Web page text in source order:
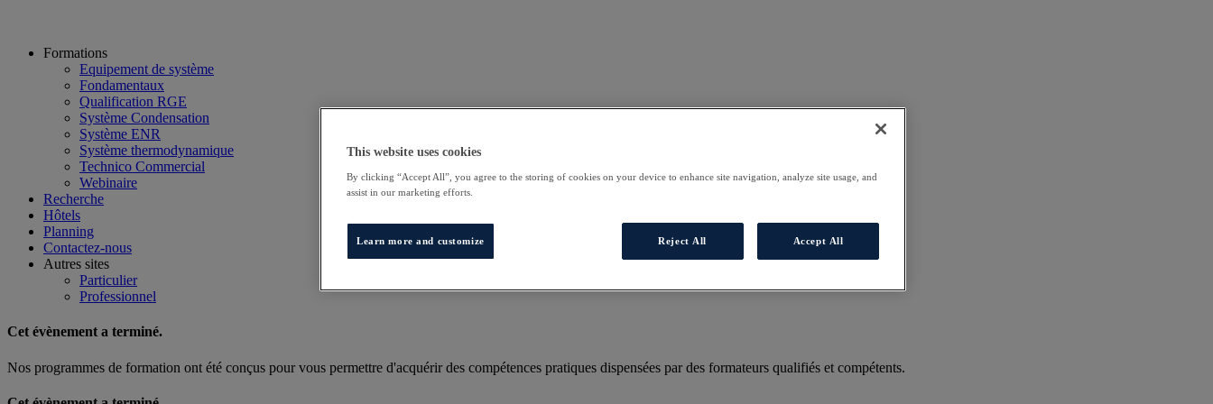
Formations
Equipement de système
Fondamentaux
Qualification RGE
Système Condensation
Système ENR
Système thermodynamique
Technico Commercial
Webinaire
Recherche
Hôtels
Planning
Contactez-nous
Autres sites
Particulier
Professionnel
Cet évènement a terminé.
Nos programmes de formation ont été conçus pour vous permettre d'acquérir des compétences pratiques dispensées par des formateurs qualifiés et compétents.
This website uses cookies
By clicking “Accept All”, you agree to the storing of cookies on your device to enhance site navigation, analyze site usage, and
assist in our marketing efforts.
Learn more and customize Reject All Accept All